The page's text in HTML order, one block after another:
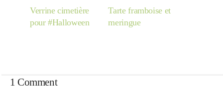
Verrine cimetière
pour #Halloween
Tarte framboise et
meringue
1 Comment